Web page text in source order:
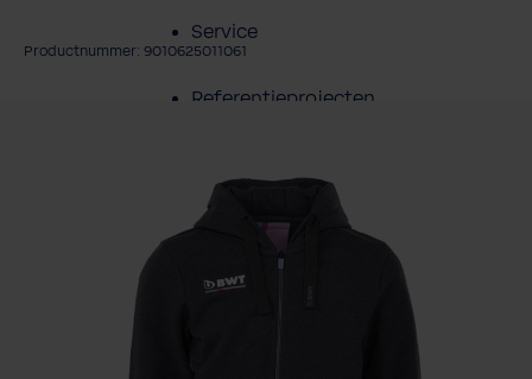
Service
Referentieprojecten
Contactpersonen
Vind een installateur
Productnummer: 9010625011061